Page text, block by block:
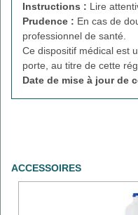
Instructions : Lire
Prudence : En cas de
professionnel de santé.
Ce dispositif médical est
porte, au titre de cette
Date de mise à jour de
ACCESSOIRES